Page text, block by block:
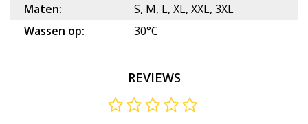
Maten:
S, M, L, XL, XXL, 3XL
Wassen op:
30°C
REVIEWS